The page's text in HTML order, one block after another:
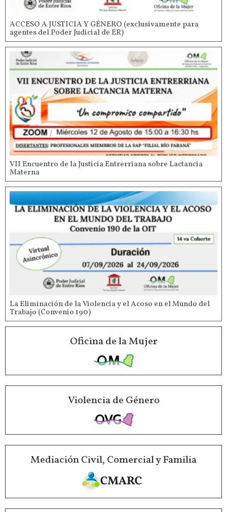
ACCESO A JUSTICIA Y GÉNERO (exclusivamente para
agentes del Poder Judicial de ER)
VII Encuentro de la Justicia Entrerriana sobre Lactancia
Materna
La Eliminación de la Violencia y el Acoso en el Mundo del
Trabajo (Convenio 190)
Oficina de la Mujer
Violencia de Género
Mediación Civil, Comercial y Familia